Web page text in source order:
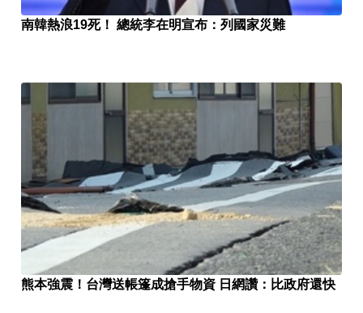
南韓熱浪19死！ 總統李在明宣布：列國家災難
熊本強震！台灣送帳篷成搶手物資 日網讚：比政府還快